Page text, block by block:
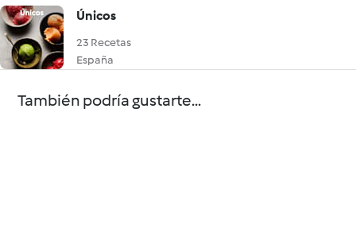
Únicos
23 Recetas
España
También podría gustarte...